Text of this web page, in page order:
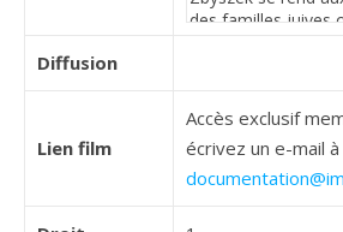
Diffusion
Lien film
Accès exclusif
écrivez un e-mail à